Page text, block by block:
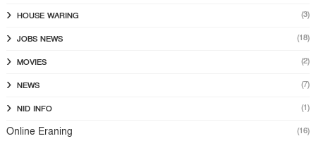
HOUSE WARING (3)
JOBS NEWS (18)
MOVIES (2)
NEWS (7)
NID INFO (1)
Online Eraning (16)